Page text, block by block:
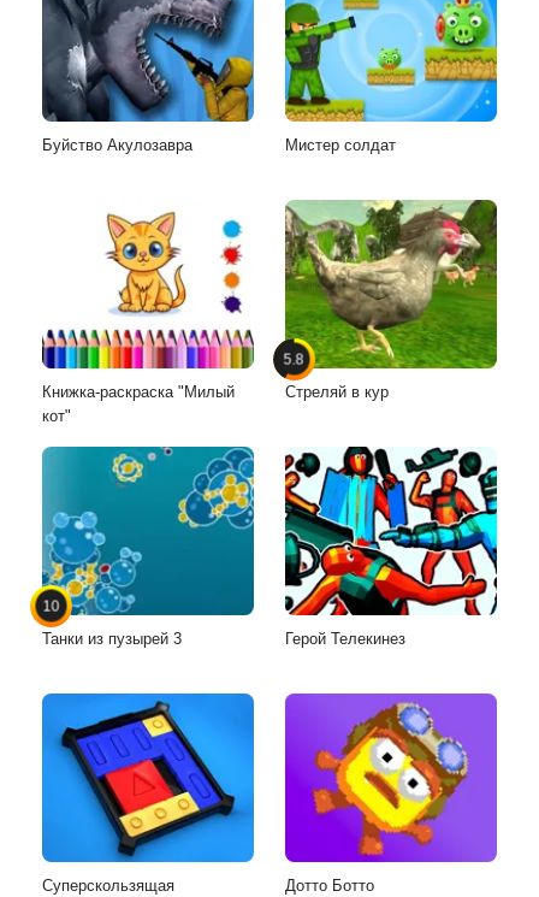
Буйство Акулозавра Мистер солдат
Книжка-раскраска "Милый
кот"
5.8
Стреляй в кур
10
Танки из пузырей 3 Герой Телекинез
Суперскользящая
Дотто Ботто